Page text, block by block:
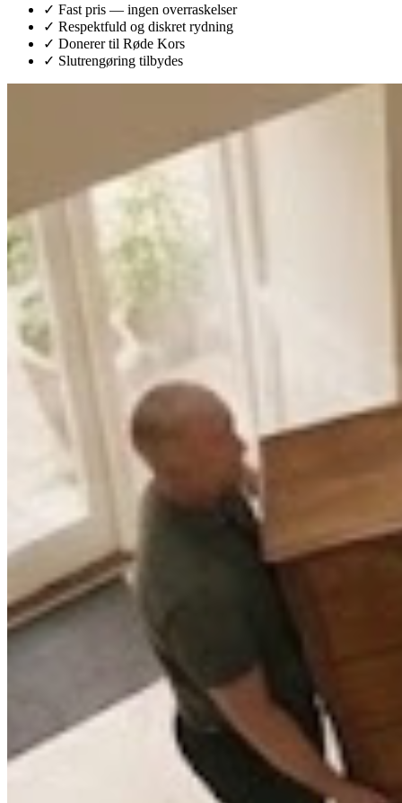
✓ Fast pris — ingen overraskelser
✓ Respektfuld og diskret rydning
✓ Donerer til Røde Kors
✓ Slutrengøring tilbydes